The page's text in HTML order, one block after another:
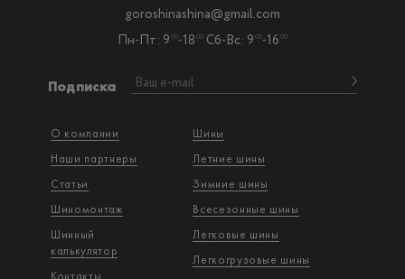
О компании
Наши партнеры
Статьи
Шиномонтаж
Шинный
калькулятор
Шины
Летние шины
Зимние шины
Всесезонные шины
Легковые шины
Легкогрузовые шины
Подписка
Пн-Пт: 9 00-18 00 Сб-Вс: 9 00-16 00
goroshinashina@gmail.com